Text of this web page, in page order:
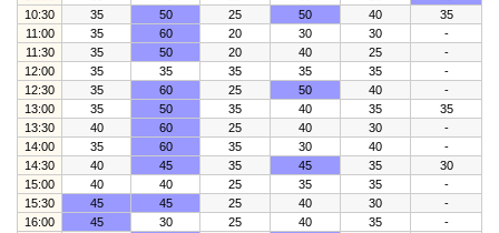
10:30
35 50 25 50 40
35
11:00
35 60 20 30 30
-
11:30
35 50 20 40 25
-
12:00
35 35 35 35 35
-
12:30
35 60 25 50 40
-
13:00
35 50 35 40 35
35
13:30
40 60 25 40 30
-
14:00
35 60 35 30 40
-
14:30
40 45 35 45 35
30
15:00
40 40 25 35 35
-
15:30
45 45 25 40 30
-
16:00
45 30 25 40 35
-